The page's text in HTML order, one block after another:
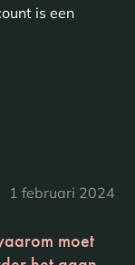
is een
1 februari 2024
moet